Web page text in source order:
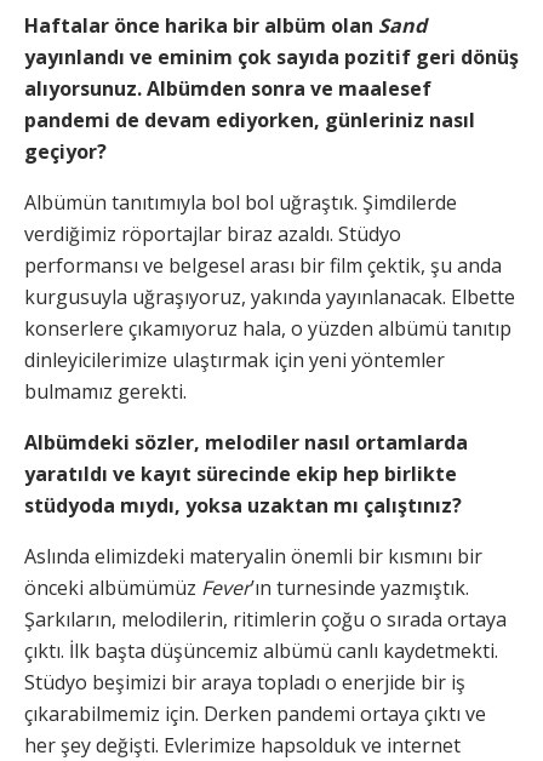
Haftalar önce harika bir albüm olan Sand
yayınlandı ve eminim çok sayıda pozitif geri dönüş
alıyorsunuz. Albümden sonra ve maalesef
pandemi de devam ediyorken, günleriniz nasıl
geçiyor?
Albümün tanıtımıyla bol bol uğraştık. Şimdilerde
verdiğimiz röportajlar biraz azaldı. Stüdyo
performansı ve belgesel arası bir film çektik, şu anda
kurgusuyla uğraşıyoruz, yakında yayınlanacak. Elbette
konserlere çıkamıyoruz hala, o yüzden albümü tanıtıp
dinleyicilerimize ulaştırmak için yeni yöntemler
bulmamız gerekti.
Albümdeki sözler, melodiler nasıl ortamlarda
yaratıldı ve kayıt sürecinde ekip hep birlikte
stüdyoda mıydı, yoksa uzaktan mı çalıştınız?
Aslında elimizdeki materyalin önemli bir kısmını bir
önceki albümümüz Fever’ın turnesinde yazmıştık.
Şarkıların, melodilerin, ritimlerin çoğu o sırada ortaya
çıktı. İlk başta düşüncemiz albümü canlı kaydetmekti.
Stüdyo beşimizi bir araya topladı o enerjide bir iş
çıkarabilmemiz için. Derken pandemi ortaya çıktı ve
her şey değişti. Evlerimize hapsolduk ve internet